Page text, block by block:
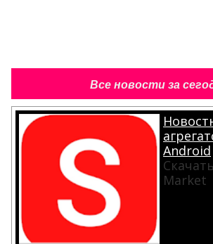
Все новости за
Android
Market